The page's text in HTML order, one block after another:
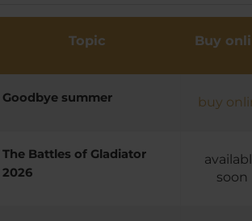
Topic Buy
Goodbye summer buy
The Battles of Gladiator
2026
soon